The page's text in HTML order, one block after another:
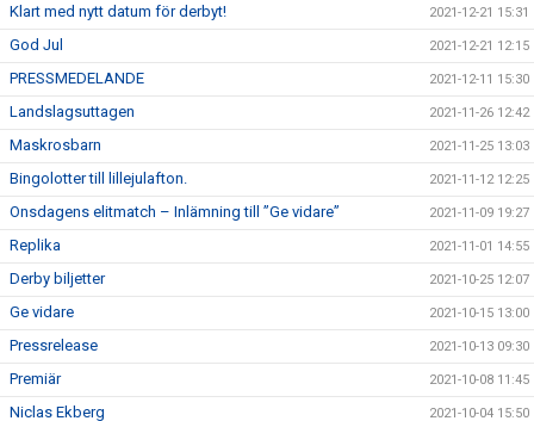
Klart med nytt datum för derbyt! 2021-12-21 15:31
God Jul 2021-12-21 12:15
PRESSMEDELANDE 2021-12-11 15:30
Landslagsuttagen 2021-11-26 12:42
Maskrosbarn 2021-11-25 13:03
Bingolotter till lillejulafton. 2021-11-12 12:25
Onsdagens elitmatch – Inlämning till ”Ge vidare” 2021-11-09 19:27
Replika 2021-11-01 14:55
Derby biljetter 2021-10-25 12:07
Ge vidare 2021-10-15 13:00
Pressrelease 2021-10-13 09:30
Premiär 2021-10-08 11:45
Niclas Ekberg 2021-10-04 15:50